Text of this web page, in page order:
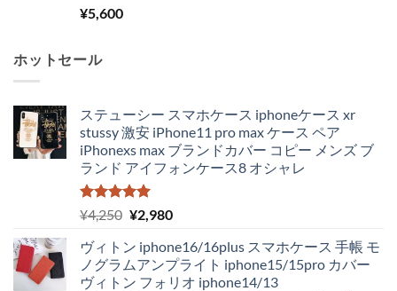
¥5,600
ホットセール
ステューシー スマホケース iphoneケース xr
stussy 激安 iPhone11 pro max ケース ペア
iPhonexs max ブランドカバー コピー メンズ ブ
ランド アイフォンケース8 オシャレ
5段階中
5.00
の評価
¥4,250 元
価
格
は
¥2,980現
の
価
格
ヴィトン iphone16/16plus スマホケース 手帳 モ
ノグラムアンプライト iphone15/15pro カバー
ヴィトン フォリオ iphone14/13